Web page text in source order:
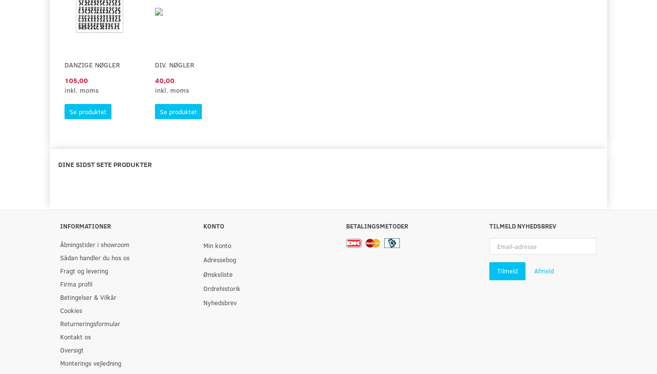
DANZIGE NØGLER
105,00
inkl. moms
Se produktet
DIV. NØGLER
40,00
inkl. moms
Se produktet
DINE SIDST SETE PRODUKTER
INFORMATIONER
Åbningstider i showroom
Sådan handler du hos os
Fragt og levering
Firma profil
Betingelser & Vilkår
Cookies
Returneringsformular
Kontakt os
Oversigt
Monterings vejledning
KONTO
Min konto
Adressebog
Ønskeliste
Ordrehistorik
Nyhedsbrev
BETALINGSMETODER
TILMELD NYHEDSBREV
adresse
Tilmeld Afmeld